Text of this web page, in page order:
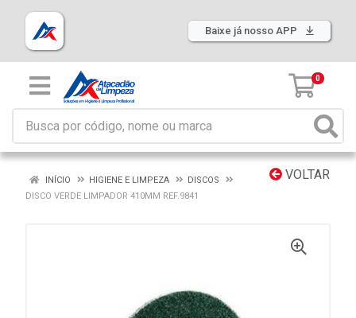
Baixe já nosso APP
0
VOLTAR
INÍCIO HIGIENE E LIMPEZA
DISCOS
DISCO VERDE LIMPADOR 410MM REF.9841